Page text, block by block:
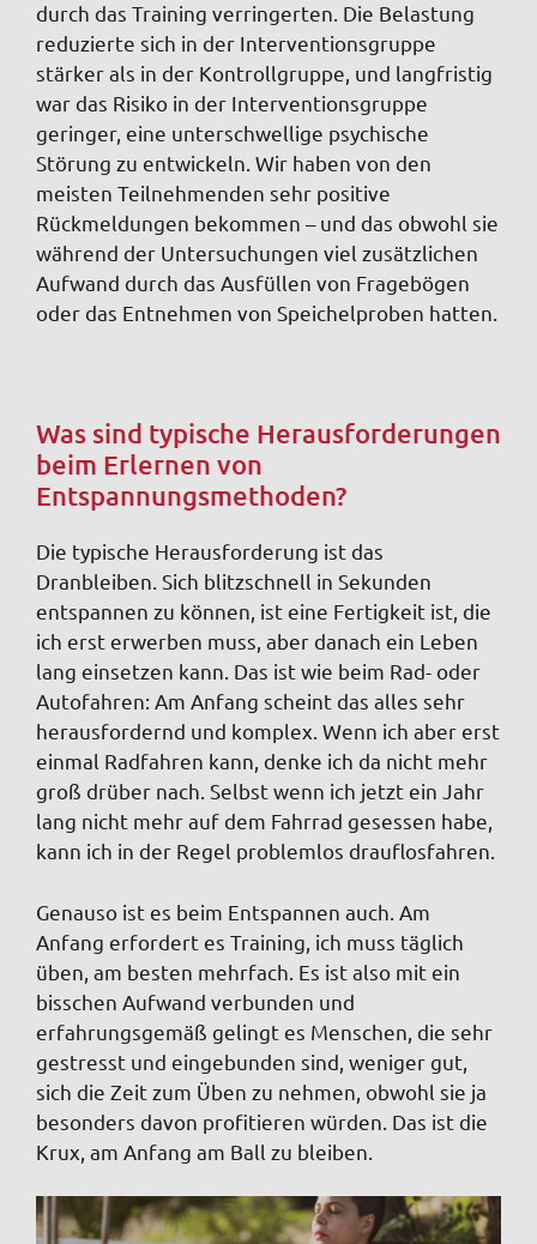
durch das Training verringerten. Die Belastung
reduzierte sich in der Interventionsgruppe
stärker als in der Kontrollgruppe, und langfristig
war das Risiko in der Interventionsgruppe
geringer, eine unterschwellige psychische
Störung zu entwickeln. Wir haben von den
meisten Teilnehmenden sehr positive
Rückmeldungen bekommen – und das obwohl sie
während der Untersuchungen viel zusätzlichen
Aufwand durch das Ausfüllen von Fragebögen
oder das Entnehmen von Speichelproben hatten.
Was sind typische Herausforderungen
beim Erlernen von
Entspannungsmethoden?
Die typische Herausforderung ist das
Dranbleiben. Sich blitzschnell in Sekunden
entspannen zu können, ist eine Fertigkeit ist, die
ich erst erwerben muss, aber danach ein Leben
lang einsetzen kann. Das ist wie beim Rad- oder
Autofahren: Am Anfang scheint das alles sehr
herausfordernd und komplex. Wenn ich aber erst
einmal Radfahren kann, denke ich da nicht mehr
groß drüber nach. Selbst wenn ich jetzt ein Jahr
lang nicht mehr auf dem Fahrrad gesessen habe,
kann ich in der Regel problemlos drauflosfahren.
Genauso ist es beim Entspannen auch. Am
Anfang erfordert es Training, ich muss täglich
üben, am besten mehrfach. Es ist also mit ein
bisschen Aufwand verbunden und
erfahrungsgemäß gelingt es Menschen, die sehr
gestresst und eingebunden sind, weniger gut,
sich die Zeit zum Üben zu nehmen, obwohl sie ja
besonders davon profitieren würden. Das ist die
Krux, am Anfang am Ball zu bleiben.